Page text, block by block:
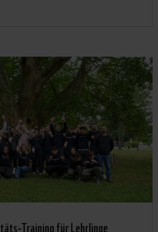
Training für Lehrlinge